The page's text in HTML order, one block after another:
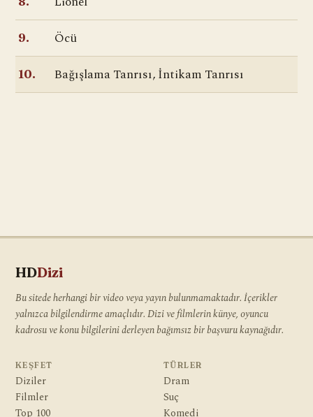
9. Öcü
10. Bağışlama Tanrısı, İntikam Tanrısı
HDDizi
Bu sitede herhangi bir video veya yayın bulunmamaktadır. İçerikler
yalnızca bilgilendirme amaçlıdır. Dizi ve filmlerin künye, oyuncu
kadrosu ve konu bilgilerini derleyen bağımsız bir başvuru kaynağıdır.
KEŞFET
Diziler
Filmler
Top 100
TÜRLER
Dram
Suç
Komedi